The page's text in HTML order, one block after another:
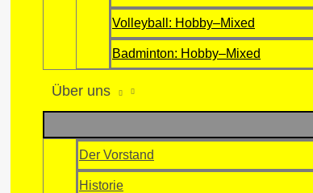
Volleyball: Hobby–Mixed
Badminton: Hobby–Mixed
Über uns
Der Vorstand
Historie